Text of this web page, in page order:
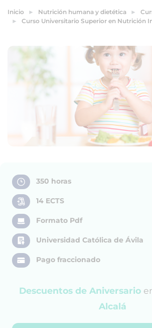
Inicio Nutrición humana y dietética
Curso Universitario Superior en Nutrición
350 horas
14 ECTS
Formato Pdf
Universidad Católica de Ávila
Pago fraccionado
Descuentos de Aniversario
Alcalá